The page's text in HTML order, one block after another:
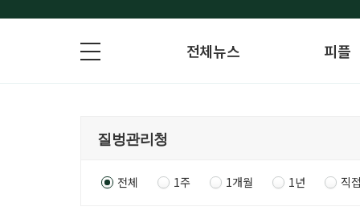
전체뉴스 피플
전체 1주 1개월 1년 직